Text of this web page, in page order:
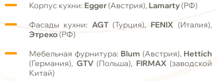
Корпус кухни: Egger (Австрия), Lamarty (РФ)
Фасады кухни: AGT(Турция), FENIX (Италия),
Этреко (РФ)
Мебельная фурнитура: Blum (Австрия), Hettich
(Германия), GTV(Польша), FIRMAX (заводской
Китай)